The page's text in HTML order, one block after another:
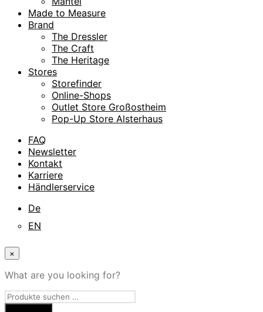
Made to Measure
Brand
The Dressler
The Craft
The Heritage
Stores
Storefinder
Online-Shops
Outlet Store Großostheim
Pop-Up Store Alsterhaus
FAQ
Newsletter
Kontakt
Karriere
Händlerservice
De
EN
×
What are you looking for?